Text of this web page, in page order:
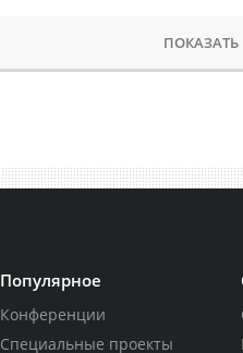
Популярное
Конференции
Специальные проекты